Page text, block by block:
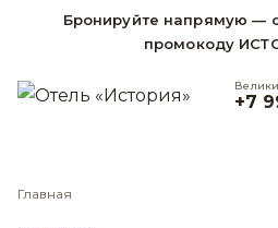
Бронируйте напрямую —
промокоду
+7
Главная